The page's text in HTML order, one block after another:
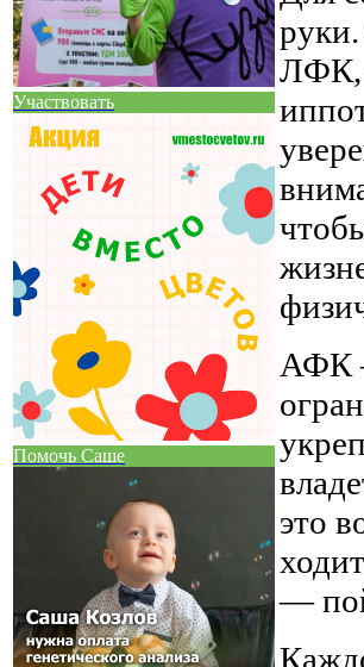
Участвовать
Помочь Саше
ЛФК,
АФК
это
—